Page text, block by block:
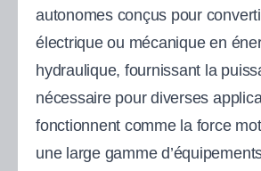
autonomes conçus pour
électrique ou mécanique en
hydraulique, fournissant la
nécessaire pour diverses
fonctionnent comme la force
une large gamme